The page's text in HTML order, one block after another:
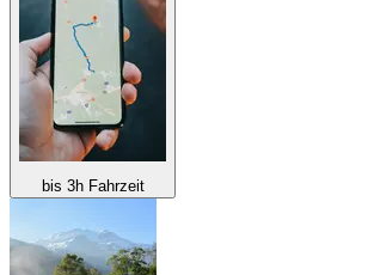
bis 3h Fahrzeit